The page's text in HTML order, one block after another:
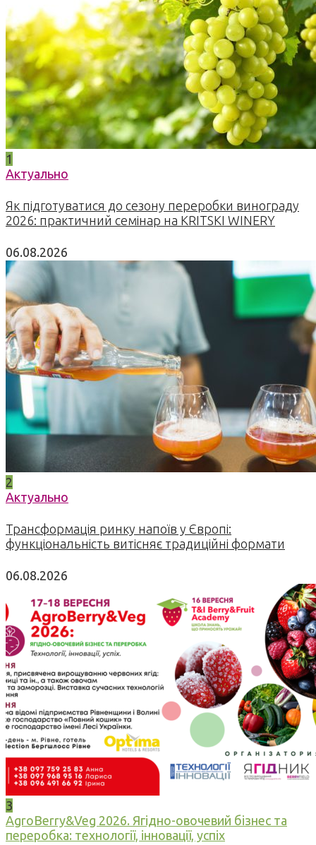
1
Актуально
Як підготуватися до сезону переробки винограду
2026: практичний семінар на KRITSKI WINERY
06.08.2026
2
Актуально
Трансформація ринку напоїв у Європі:
функціональність витісняє традиційні формати
06.08.2026
3
AgroBerry&Veg 2026. Ягідно-овочевий бізнес та
переробка: технології, інновації, успіх